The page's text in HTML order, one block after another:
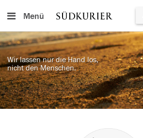
Menü
Wir lassen nur die Hand los,
nicht den Menschen.